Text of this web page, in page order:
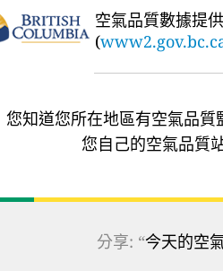
空氣品質數據提
(
您知道您所在地區有空氣品質
您自己的空氣品質
分享: “今天的空